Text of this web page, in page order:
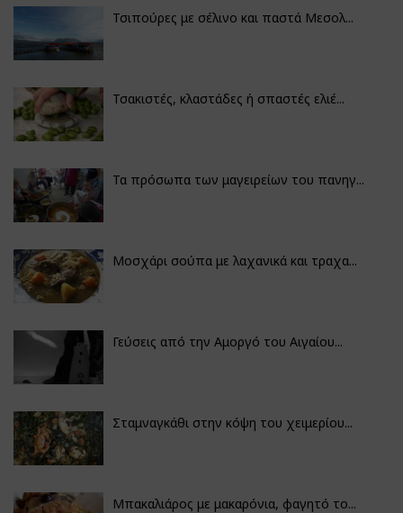
Τσιπούρες με σέλινο και παστά Μεσολ...
Τσακιστές, κλαστάδες ή σπαστές ελιέ...
Τα πρόσωπα των μαγειρείων του πανηγ...
Μοσχάρι σούπα με λαχανικά και τραχα...
Γεύσεις από την Αμοργό του Αιγαίου...
Σταμναγκάθι στην κόψη του χειμερίου...
Μπακαλιάρος με μακαρόνια, φαγητό το...